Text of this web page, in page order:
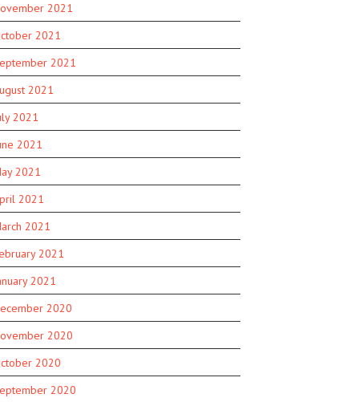
2021
2021
2021
2021
2021
2021
2021
2021
2021
2021
2021
2020
2020
2020
2020